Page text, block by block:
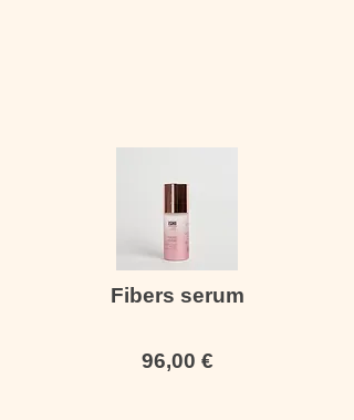
Fibers serum
96,00 €